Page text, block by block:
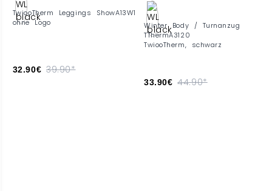
TwiooTherm Leggings ShowA13W1
ohne Logo
32.90€ 39.90*
Winter Body / Turnanzug
TThermA3120
TwiooTherm, schwarz
33.90€ 44.90*